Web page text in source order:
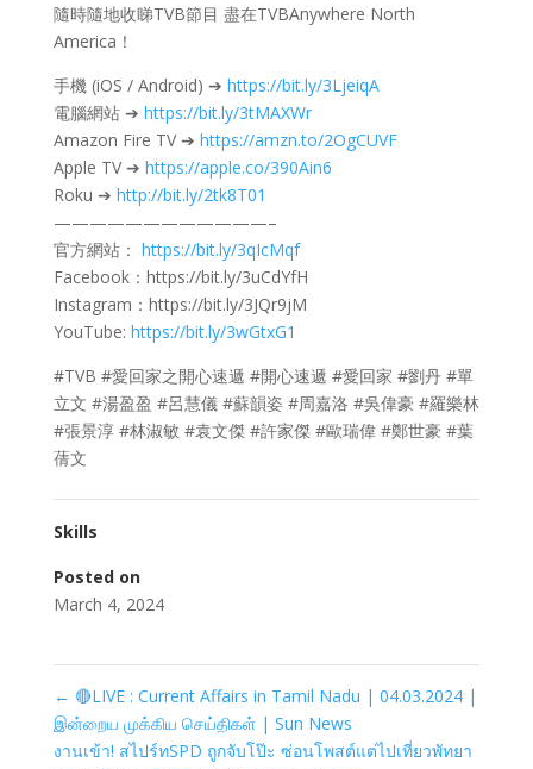
隨時隨地收睇TVB節目 盡在TVBAnywhere North
America！
手機 (iOS / Android) ➔ https://bit.ly/3LjeiqA
電腦網站 ➔ https://bit.ly/3tMAXWr
Amazon Fire TV ➔ https://amzn.to/2OgCUVF
Apple TV ➔ https://apple.co/390Ain6
Roku ➔ http://bit.ly/2tk8T01
————————————–
官方網站： https://bit.ly/3qIcMqf
Facebook：https://bit.ly/3uCdYfH
Instagram：https://bit.ly/3JQr9jM
YouTube: https://bit.ly/3wGtxG1
#TVB #愛回家之開心速遞​ #開心速遞​ #愛回家​ #劉丹 #單
立文 #湯盈盈 #呂慧儀 #蘇韻姿 #周嘉洛 #吳偉豪 #羅樂林
#張景淳 #林淑敏 #袁文傑 #許家傑 #歐瑞偉 #鄭世豪 #葉
蒨文
Skills
Posted on
March 4, 2024
← 🔴LIVE : Current Affairs in Tamil Nadu | 04.03.2024 |
இன்றைய முக்கிய செய்திகள் | Sun News
งานเข้า! สไปร์ทSPD ถูกจับโป๊ะ ซ่อนโพสต์แต่ไปเที่ยวพัทยา